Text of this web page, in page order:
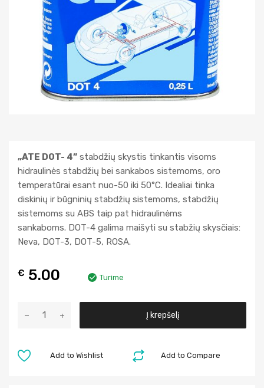
„ATE DOT- 4” stabdžių skystis tinkantis visoms
hidraulinės stabdžių bei sankabos sistemoms, oro
temperatūrai esant nuo-50 iki 50°C. Idealiai tinka
diskinių ir būgninių stabdžių sistemoms, stabdžių
sistemoms su ABS taip pat hidraulinėms
sankaboms. DOT-4 galima maišyti su stabžių skysčiais:
Neva, DОT-3, DOT-5, ROSA.
€ 5.00 Turime
Į krepšelį
Add to Compare
Add to Wishlist